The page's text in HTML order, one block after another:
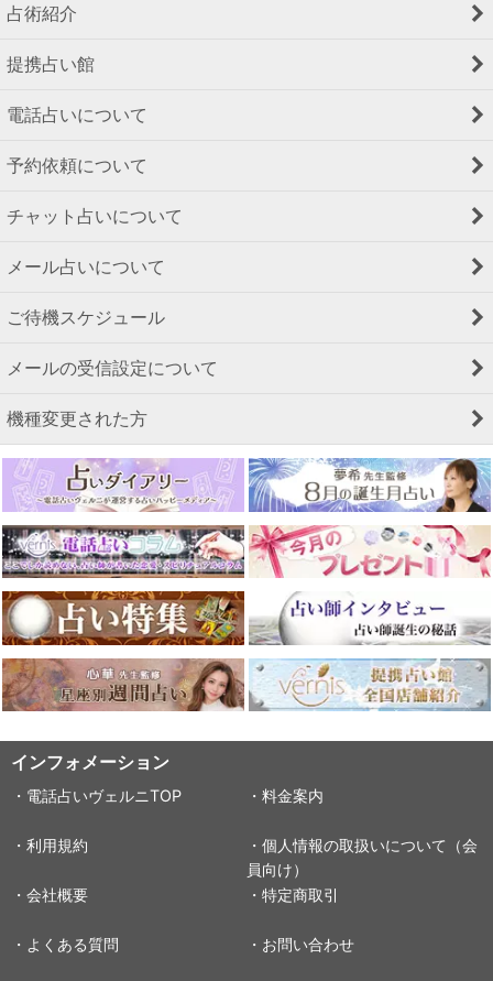
占術紹介
提携占い館
電話占いについて
予約依頼について
チャット占いについて
メール占いについて
ご待機スケジュール
メールの受信設定について
機種変更された方
インフォメーション
・電話占いヴェルニTOP ・料金案内
・利用規約
・個人情報の取扱いについて（会
員向け）
・会社概要
・特定商取引
・よくある質問 ・お問い合わせ